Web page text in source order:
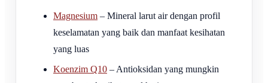
Magnesium – Mineral larut air dengan profil
keselamatan yang baik dan manfaat kesihatan
yang luas
Koenzim Q10 – Antioksidan yang mungkin